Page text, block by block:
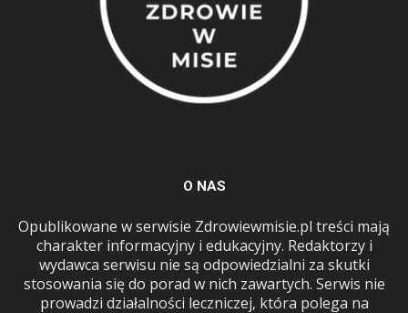
O NAS
Opublikowane w serwisie Zdrowiewmisie.pl treści mają
charakter informacyjny i edukacyjny. Redaktorzy i
wydawca serwisu nie są odpowiedzialni za skutki
stosowania się do porad w nich zawartych. Serwis nie
prowadzi działalności leczniczej, która polega na